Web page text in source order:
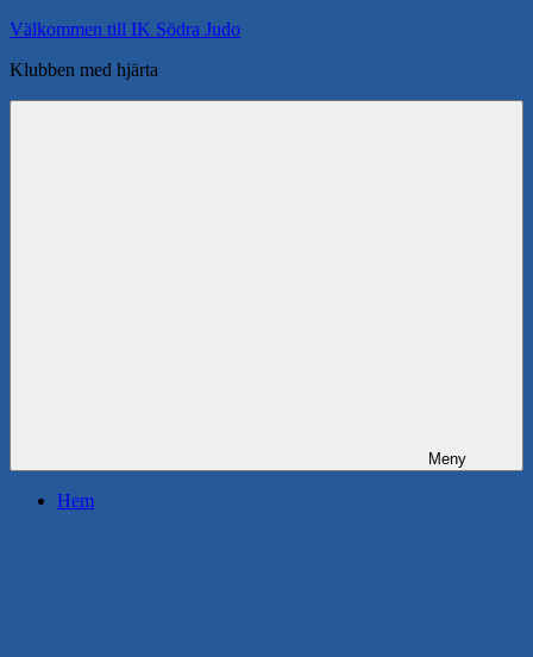
Hoppa
innehåll
Välkommen till IK Södra Judo
Klubben med hjärta
Meny
Hem